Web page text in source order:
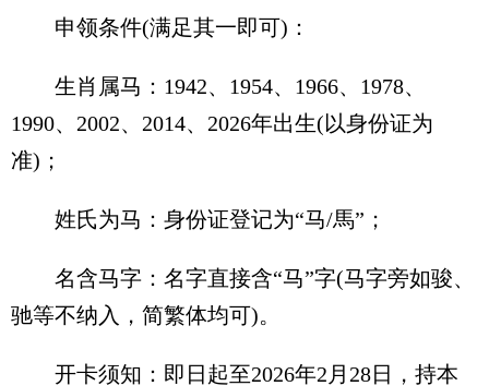
申领条件(满足其一即可)：
生肖属马：1942、1954、1966、1978、
1990、2002、2014、2026年出生(以身份证为
准)；
姓氏为马：身份证登记为“马/馬”；
名含马字：名字直接含“马”字(马字旁如骏、
驰等不纳入，简繁体均可)。
开卡须知：即日起至2026年2月28日，持本